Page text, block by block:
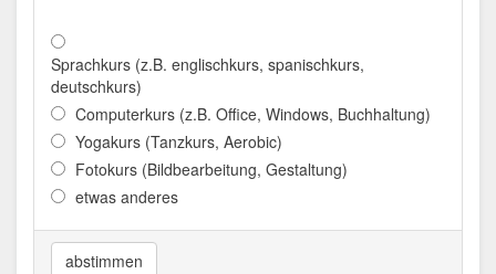
Sprachkurs (z.B. englischkurs, spanischkurs,
deutschkurs)
Computerkurs (z.B. Office, Windows, Buchhaltung)
Yogakurs (Tanzkurs, Aerobic)
Fotokurs (Bildbearbeitung, Gestaltung)
etwas anderes
abstimmen